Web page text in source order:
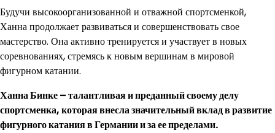
Будучи высокоорганизованной и отважной спортсменкой,
Ханна продолжает развиваться и совершенствовать свое
мастерство. Она активно тренируется и участвует в новых
соревнованиях, стремясь к новым вершинам в мировой
фигурном катании.
Ханна Бинке – талантливая и преданный своему делу
спортсменка, которая внесла значительный вклад в развитие
фигурного катания в Германии и за ее пределами.